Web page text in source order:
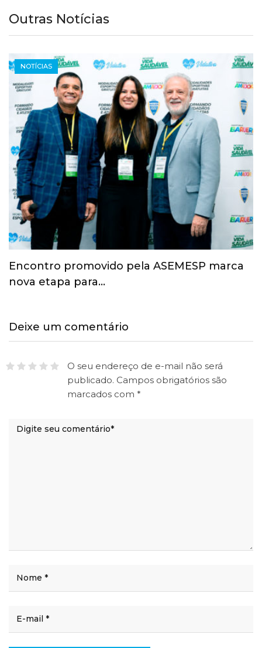
Outras Notícias
NOTÍCIAS
Esporte ganha espaço na agenda
econômica e mobiliza…
Deixe um comentário
O seu endereço de e-mail não será
publicado. Campos obrigatórios são
marcados com *